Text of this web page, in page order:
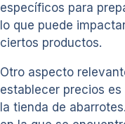
específicos para
lo que puede
ciertos productos.
Otro aspecto
establecer precios
la tienda de